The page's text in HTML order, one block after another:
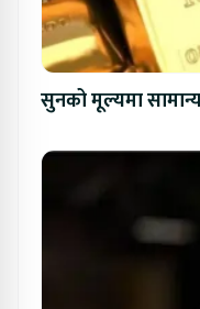
सुनको मूल्यमा